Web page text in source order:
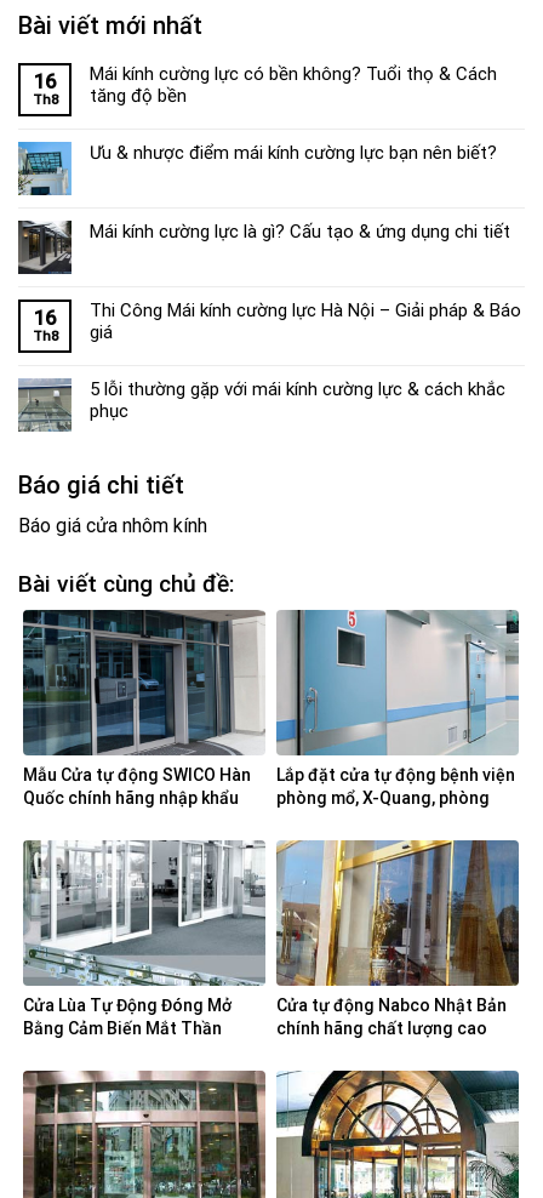
Bài viết mới nhất
16
Th8
Mái kính cường lực có bền không? Tuổi thọ & Cách
tăng độ bền
Ưu & nhược điểm mái kính cường lực bạn nên biết?
Mái kính cường lực là gì? Cấu tạo & ứng dụng chi tiết
16
Th8
Thi Công Mái kính cường lực Hà Nội – Giải pháp & Báo
giá
5 lỗi thường gặp với mái kính cường lực & cách khắc
phục
Báo giá chi tiết
Báo giá cửa nhôm kính
Bài viết cùng chủ đề:
Mẫu Cửa tự động SWICO Hàn
Quốc chính hãng nhập khẩu
Lắp đặt cửa tự động bệnh viện
phòng mổ, X-Quang, phòng
Cửa Lùa Tự Động Đóng Mở
Bằng Cảm Biến Mắt Thần
Cửa tự động Nabco Nhật Bản
chính hãng chất lượng cao